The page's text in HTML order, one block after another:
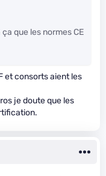
ça que les normes CE
et consorts aient les
je doute que les